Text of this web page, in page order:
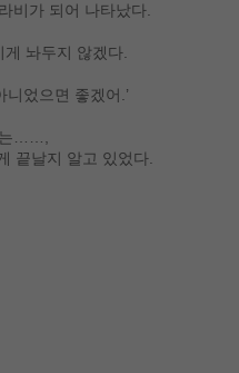
비가 되어 나타났다.
놔두지 않겠다.
었으면 좋겠어.’
는……,
끝날지 알고 있었다.